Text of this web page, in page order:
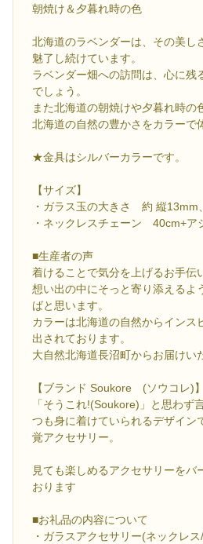
朝焼け＆夕暮れ時の色
北海道のラベンダーは、その美し
魅了し続けています。
ラベンダー畑への訪問は、心に残
でしょう。
また北海道の朝焼けや夕暮れ時の
北海道の自然の豊かさをカラーで
★金具はシルバーカラーです。
【サイズ】
・ガラス玉の大きさ 約 縦13mm
・ネックレスチェーン 40cm+ア
■生産者の声
着けることで気分を上げるお手伝
想い出の中にそっと寄り添えるよ
ばと思います。
カラーは北海道の自然からインス
出されております。
大自然北海道長沼町からお届けい
【ブランド Soukore (ソウコレ)】
「そうこれ!(Soukore)」と思わず
つも身に着けていられるデザイン
覚アクセサリー。
見ても楽しめるアクセサリーをバ
おります
■お礼品の内容について
・ガラスアクセサリー(ネックレ